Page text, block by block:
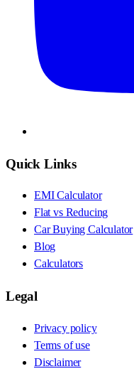
Quick Links
EMI Calculator
Flat vs Reducing
Car Buying Calculator
Blog
Calculators
Legal
Privacy policy
Terms of use
Disclaimer